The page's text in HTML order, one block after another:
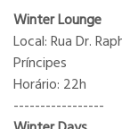
Winter Lounge
Local: Rua Dr.
Príncipes
Horário: 22h
-----------------